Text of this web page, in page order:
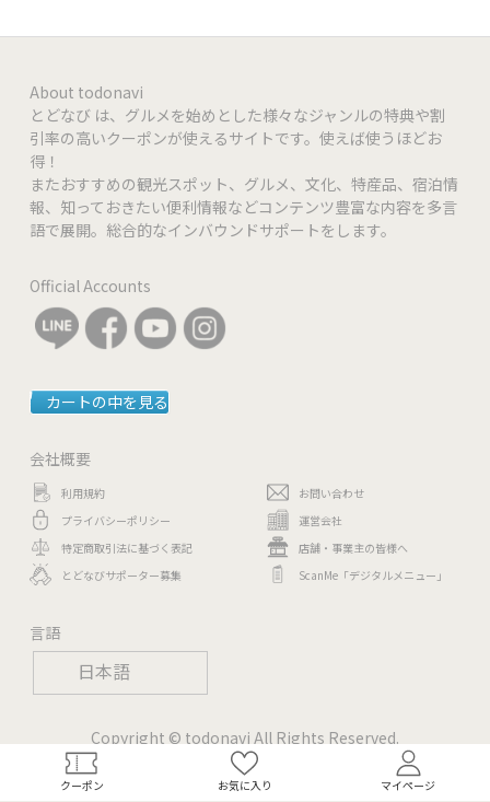
日本語
クーポン お気に入り マイページ
About todonavi
とどなび は、グルメを始めとした様々なジャンルの特典や割
引率の高いクーポンが使えるサイトです。使えば使うほどお
得！
またおすすめの観光スポット、グルメ、文化、特産品、宿泊情
報、知っておきたい便利情報などコンテンツ豊富な内容を多言
語で展開。総合的なインバウンドサポートをします。
Official Accounts
カートの中を見る
会社概要
利用規約
プライバシーポリシー
特定商取引法に基づく表記
とどなびサポーター募集
お問い合わせ
運営会社
店舗・事業主の皆様へ
ScanMe「デジタルメニュー」
言語
Copyright © todonavi All Rights Reserved.